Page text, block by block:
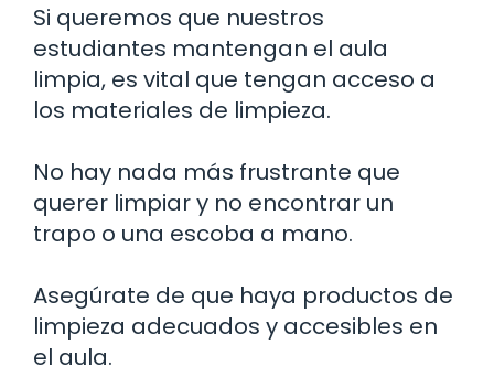
Si queremos que nuestros
estudiantes mantengan el aula
limpia, es vital que tengan acceso a
los materiales de limpieza.
No hay nada más frustrante que
querer limpiar y no encontrar un
trapo o una escoba a mano.
Asegúrate de que haya productos de
limpieza adecuados y accesibles en
el aula.